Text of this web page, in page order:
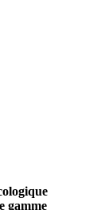
gamme